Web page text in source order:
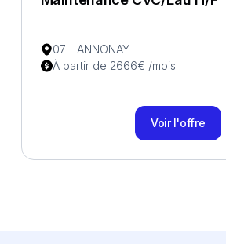
07 - ANNONAY
À partir de 2666€ /mois
Voir l'offre